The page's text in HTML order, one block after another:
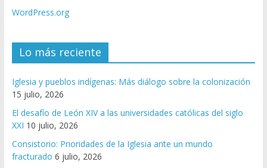
WordPress.org
Lo más reciente
Iglesia y pueblos indígenas: Más diálogo sobre la colonización
15 julio, 2026
El desafío de León XIV a las universidades católicas del siglo
XXI 10 julio, 2026
Consistorio: Prioridades de la Iglesia ante un mundo
fracturado 6 julio, 2026